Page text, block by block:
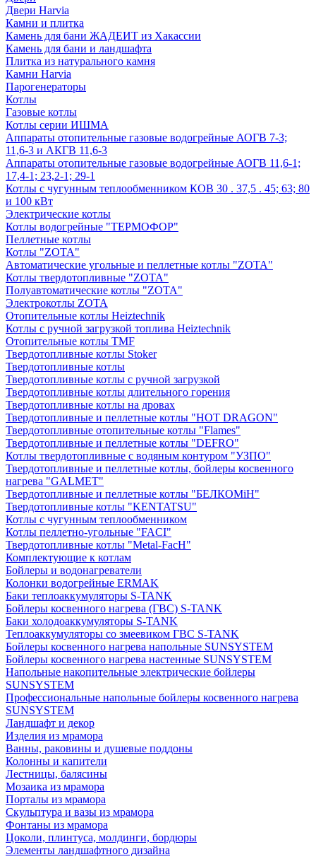
Двери Harvia
Камни и плитка
Камень для бани ЖАДЕИТ из Хакассии
Камень для бани и ландшафта
Плитка из натурального камня
Камни Harvia
Парогенераторы
Котлы
Газовые котлы
Котлы серии ИШМА
Аппараты отопительные газовые водогрейные АОГВ 7-3;
11,6-3 и АКГВ 11,6-3
Аппараты отопительные газовые водогрейные АОГВ 11,6-1;
17,4-1; 23,2-1; 29-1
Котлы с чугунным теплообменником КОВ 30 . 37,5 . 45; 63; 80
и 100 кВт
Электрические котлы
Котлы водогрейные "ТЕРМОФОР"
Пеллетные котлы
Котлы "ZOTA"
Автоматические угольные и пеллетные котлы "ZOTA"
Котлы твердотопливные "ZOTA"
Полуавтоматические котлы "ZOTA"
Электрокотлы ZOTA
Отопительные котлы Heiztechnik
Котлы с ручной загрузкой топлива Heiztechnik
Отопительные котлы TMF
Твердотопливные котлы Stoker
Твердотопливные котлы
Твердотопливные котлы с ручной загрузкой
Твердотопливные котлы длительного горения
Твердотопливные котлы на дровах
Твердотопливные и пеллетные котлы "HOT DRAGON"
Твердотопливные отопительные котлы "Flames"
Твердотопливные и пеллетные котлы "DEFRO"
Котлы твердотопливные с водяным контуром "УЗПО"
Твердотопливные и пеллетные котлы, бойлеры косвенного
нагрева "GALMET"
Твердотопливные и пеллетные котлы "БЕЛКОМiН"
Твердотопливные котлы "KENTATSU"
Котлы с чугунным теплообменником
Котлы пеллетно-угольные "FACI"
Твердотопливные котлы "Metal-FacH"
Комплектующие к котлам
Бойлеры и водонагреватели
Колонки водогрейные ERMAK
Баки теплоаккумуляторы S-TANK
Бойлеры косвенного нагрева (ГВС) S-TANK
Баки холодоаккумуляторы S-TANK
Теплоаккумуляторы со змеевиком ГВС S-TANK
Бойлеры косвенного нагрева напольные SUNSYSTEM
Бойлеры косвенного нагрева настенные SUNSYSTEM
Напольные накопительные электрические бойлеры
SUNSYSTEM
Профессиональные напольные бойлеры косвенного нагрева
SUNSYSTEM
Ландшафт и декор
Изделия из мрамора
Ванны, раковины и душевые поддоны
Колонны и капители
Лестницы, балясины
Мозаика из мрамора
Порталы из мрамора
Скульптура и вазы из мрамора
Фонтаны из мрамора
Цоколи, плинтуса, молдинги, бордюры
Элементы ландшафтного дизайна